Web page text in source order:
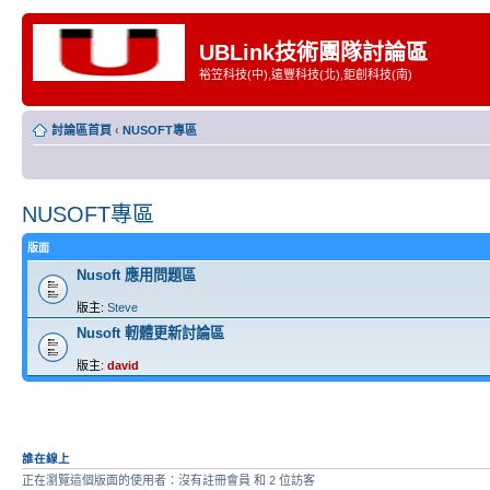
UBLink技術團隊討論區
裕笠科技(中),遠豐科技(北),鉅創科技(南)
討論區首頁 ‹ NUSOFT專區
NUSOFT專區
版面
Nusoft 應用問題區
版主: Steve
Nusoft 軔體更新討論區
版主: david
誰在線上
正在瀏覽這個版面的使用者：沒有註冊會員 和 2 位訪客